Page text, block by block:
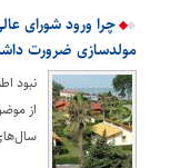
چرا ورود شورای
مولدسازی ضرورت
نبود
از
سال‌های ۱۳۹۲ تا ۱۴۰۱ با شکست ۹۱